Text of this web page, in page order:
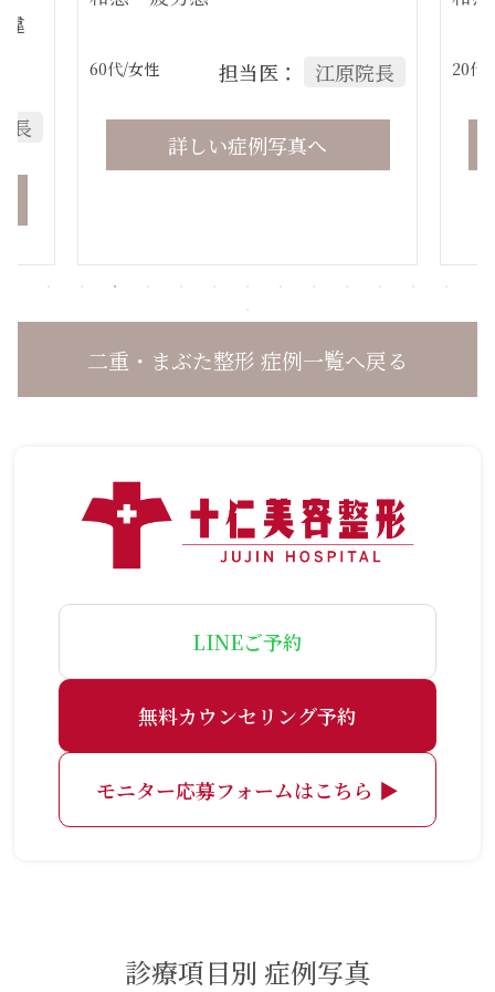
長
60代/女性 担当医： 江原院長
詳しい症例写真へ
20代
二重・まぶた整形 症例一覧へ戻る
LINEご予約
無料カウンセリング予約
モニター応募フォームはこちら ▶
診療項目別 症例写真